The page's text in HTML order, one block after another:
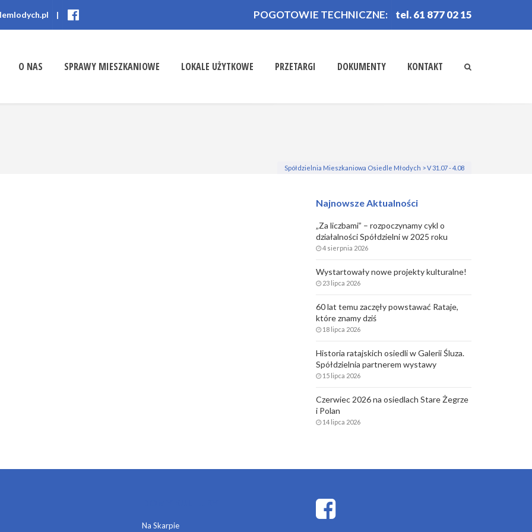
| POGOTOWIE TECHNICZNE: tel. 61 877 02 15
O NAS SPRAWY MIESZKANIOWE LOKALE UŻYTKOWE PRZETARGI DOKUMENTY KONTAKT
Spółdzielnia Mieszkaniowa Osiedle Młodych >V 31.07 - 4.08
Najnowsze Aktualności
„Za liczbami” – rozpoczynamy cykl o
działalności Spółdzielni w 2025 roku
4 sierpnia 2026
Wystartowały nowe projekty kulturalne!
23 lipca 2026
60 lat temu zaczęły powstawać Rataje,
które znamy dziś
18 lipca 2026
Historia ratajskich osiedli w Galerii Śluza.
Spółdzielnia partnerem wystawy
15 lipca 2026
Czerwiec 2026 na osiedlach Stare Żegrze
i Polan
14 lipca 2026
Na Skarpie